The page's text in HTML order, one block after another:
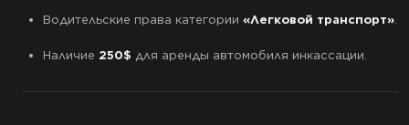
Водительские права категории «Легковой транспорт».
Наличие 250$ для аренды автомобиля инкассации.